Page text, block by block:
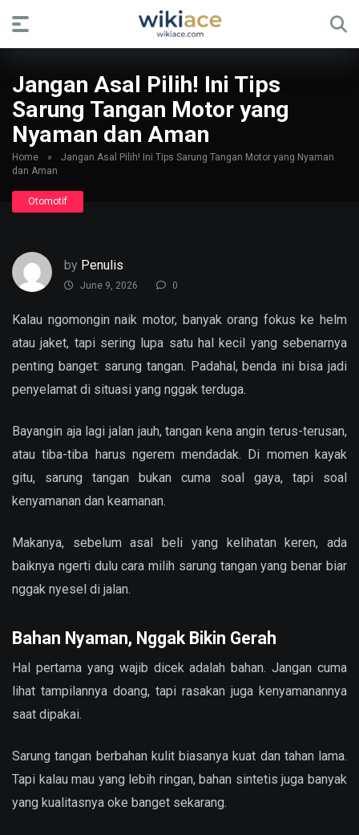
Jangan Asal Pilih! Ini Tips
Sarung Tangan Motor yang
Nyaman dan Aman
Home »
Jangan Asal Pilih! Ini Tips Sarung Tangan Motor yang Nyaman
dan Aman
Otomotif
by Penulis
June 9, 2026 0
Kalau ngomongin naik motor, banyak orang fokus ke helm
atau jaket, tapi sering lupa satu hal kecil yang sebenarnya
penting banget: sarung tangan. Padahal, benda ini bisa jadi
penyelamat di situasi yang nggak terduga.
Bayangin aja lagi jalan jauh, tangan kena angin terus-terusan,
atau tiba-tiba harus ngerem mendadak. Di momen kayak
gitu, sarung tangan bukan cuma soal gaya, tapi soal
kenyamanan dan keamanan.
Makanya, sebelum asal beli yang kelihatan keren, ada
baiknya ngerti dulu cara milih sarung tangan yang benar biar
nggak nyesel di jalan.
Bahan Nyaman, Nggak Bikin Gerah
Hal pertama yang wajib dicek adalah bahan. Jangan cuma
lihat tampilannya doang, tapi rasakan juga kenyamanannya
saat dipakai.
Sarung tangan berbahan kulit biasanya kuat dan tahan lama.
Tapi kalau mau yang lebih ringan, bahan sintetis juga banyak
yang kualitasnya oke banget sekarang.